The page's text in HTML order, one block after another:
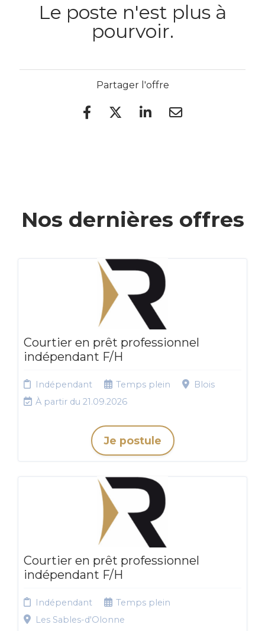
Le poste n'est plus à
pourvoir.
Partager l'offre
Nos dernières offres
Courtier en prêt professionnel
indépendant F/H
Indépendant Temps plein
Blois
À partir du 21.09.2026
Je postule
Courtier en prêt professionnel
indépendant F/H
Indépendant
Temps plein
Les Sables-d'Olonne